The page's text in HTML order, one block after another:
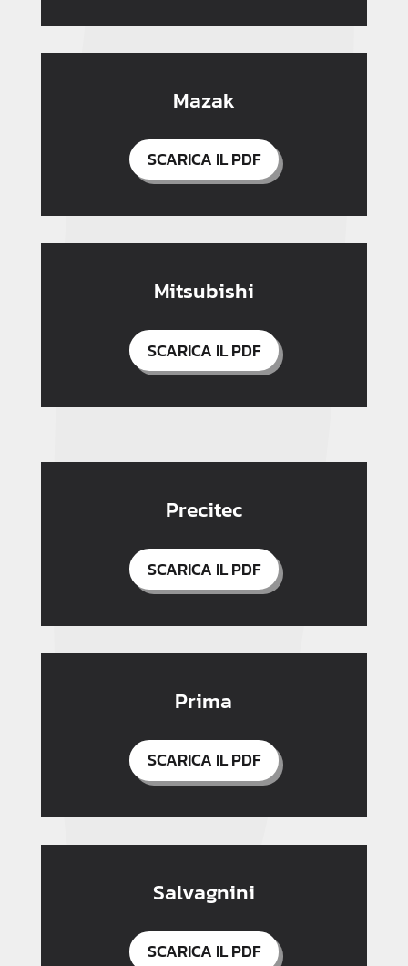
Mazak
SCARICA IL PDF
Mitsubishi
SCARICA IL PDF
Precitec
SCARICA IL PDF
Prima
SCARICA IL PDF
Salvagnini
SCARICA IL PDF